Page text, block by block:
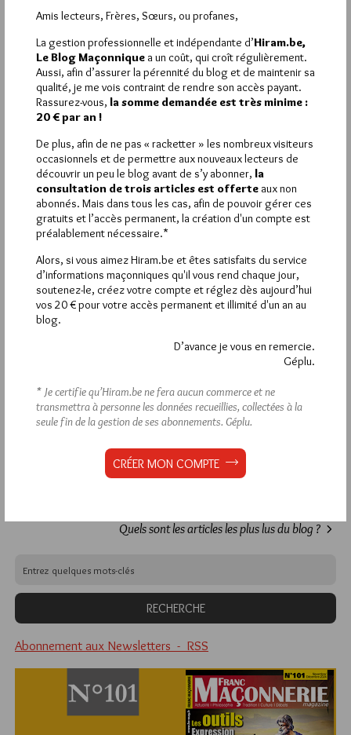
d’aucuns s’y efforcent – d’aucuns y parviennent. … en vertu
de ces « principes capitaux »…peut-on les assimiler alors à des
« principes sacrés » dans le sens où on les révère
suffisamment pour les « considérer comme tels » …? – Ma RL a
pour titre « Almas les Vertus Réunies »…tout un programme —
La rédaction de commentaires est
réservée aux abonnés.
Si vous souhaitez rédiger des
VOUS INSCRIRE
Connectez-vous
Hier mercredi 5 août 2026, Hiram.be a reçu 1 441
2 502 pagesont été lues (Source :
Quels sont les articles les plus lus du blog ?
Abonnement aux Newsletters - RSS
Amis lecteurs, Frères, Sœurs, ou profanes,
La gestion professionnelle et indépendante d’Hiram.be,
Le Blog Maçonnique a un coût, qui croît régulièrement.
Aussi, afin d’assurer la pérennité du blog et de maintenir sa
qualité, je me vois contraint de rendre son accès payant.
Rassurez-vous, la somme demandée est très minime :
20 € par an !
De plus, afin de ne pas « racketter » les nombreux visiteurs
occasionnels et de permettre aux nouveaux lecteurs de
découvrir un peu le blog avant de s’y abonner, la
consultation de trois articles est offerte aux non
abonnés. Mais dans tous les cas, afin de pouvoir gérer ces
gratuits et l’accès permanent, la création d'un compte est
préalablement nécessaire.*
Alors, si vous aimez Hiram.be et êtes satisfaits du service
d’informations maçonniques qu'il vous rend chaque jour,
soutenez-le, créez votre compte et réglez dès aujourd’hui
vos 20 € pour votre accès permanent et illimité d'un an au
blog.
D’avance je vous en remercie.
Géplu.
* Je certifie qu’Hiram.be ne fera aucun commerce et ne
transmettra à personne les données recueillies, collectées à la
seule fin de la gestion de ses abonnements. Géplu.
CRÉER MON COMPTE